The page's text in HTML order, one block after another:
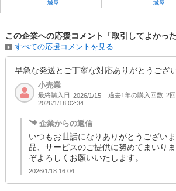
城屋 城屋
この企業への応援コメント「取引してよかった
すべての応援コメントを見る
早急な発送とご丁寧な対応ありがとうござ
小売業
最終購入日 2026/1/15 過去1年の購入回数 2回
2026/1/18 02:34
企業からの返信
いつもお世話になりありがとうござい
品、サービスのご提供に努めてまいり
ぞよろしくお願いいたします。
2026/1/18 16:04